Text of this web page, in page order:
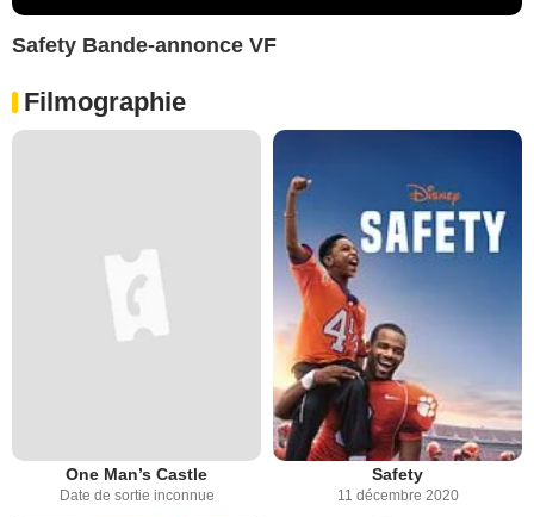
Safety Bande-annonce VF
Filmographie
One Man’s Castle
Date de sortie inconnue
Safety
11 décembre 2020